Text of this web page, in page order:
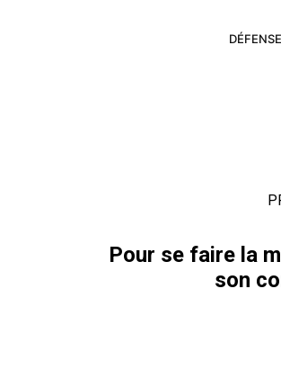
DÉFENSE
Pour se faire la
son